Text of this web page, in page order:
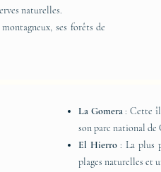
naturelles.
ses forêts de
La Gomera: Cette
son parc national de
El Hierro: La plus
plages naturelles et